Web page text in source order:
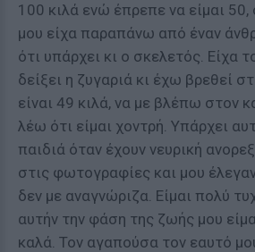
100 κιλά ενώ έπρεπε να είμαι 50,
μου είχα παραπάνω από έναν
ότι υπάρχει κι ο σκελετός. Είχα
δείξει η ζυγαριά κι έχω βρεθεί
είναι 49 κιλά, να με βλέπω στον
λέω ότι είμαι χοντρή. Υπάρχει
παιδιά όταν έχουν νευρική
στις φωτογραφίες και μου
δεν με αναγνώριζα. Είμαι πολύ
αυτήν την φάση της ζωής μου
καλά. Τον αγαπούσα τον εαυτό